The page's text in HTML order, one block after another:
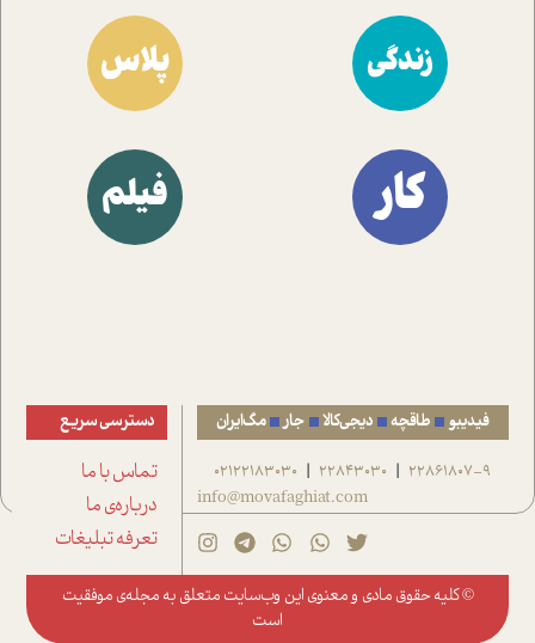
زندگی پلاس
کار فیلم
فیدیبو طاقچه دیجی‌کالا جار مگ‌ایران
22861807-9
|
22843030
|
02122183030
info@movafaghiat.com
دسترسی سریع
تماس با ما
درباره‌ی ما
تعرفه تبلیغات
© کلیه حقوق مادی و معنوی این وب‌سایت متعلق به مجله‌ی موفقیت
است